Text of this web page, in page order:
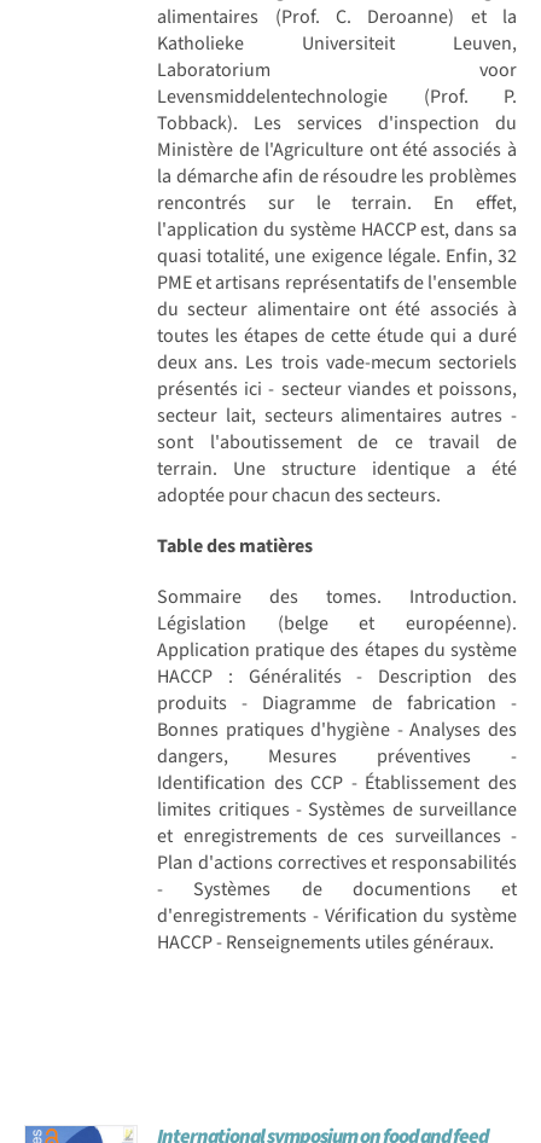
alimentaires (Prof. C. Deroanne) et la
Katholieke Universiteit Leuven,
Laboratorium voor
Levensmiddelentechnologie (Prof. P.
Tobback). Les services d'inspection du
Ministère de l'Agriculture ont été associés à
la démarche afin de résoudre les problèmes
rencontrés sur le terrain. En effet,
l'application du système HACCP est, dans sa
quasi totalité, une exigence légale. Enfin, 32
PME et artisans représentatifs de l'ensemble
du secteur alimentaire ont été associés à
toutes les étapes de cette étude qui a duré
deux ans. Les trois vade-mecum sectoriels
présentés ici - secteur viandes et poissons,
secteur lait, secteurs alimentaires autres -
sont l'aboutissement de ce travail de
terrain. Une structure identique a été
adoptée pour chacun des secteurs.
Table des matières
Sommaire des tomes. Introduction.
Législation (belge et européenne).
Application pratique des étapes du système
HACCP : Généralités - Description des
produits - Diagramme de fabrication -
Bonnes pratiques d'hygiène - Analyses des
dangers, Mesures préventives -
Identification des CCP - Établissement des
limites critiques - Systèmes de surveillance
et enregistrements de ces surveillances -
Plan d'actions correctives et responsabilités
- Systèmes de documentions et
d'enregistrements - Vérification du système
HACCP - Renseignements utiles généraux.
International symposium on food and feed